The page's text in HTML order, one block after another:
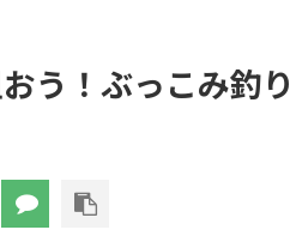
う！ぶっこみ釣り